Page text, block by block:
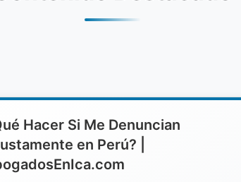
Hacer Si Me Denuncian
en Perú? |